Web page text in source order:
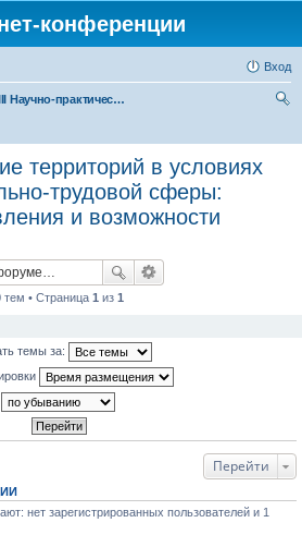
конференции
Вход
III Научно-практическая интернет-конференция «Глобальные вызовы и региональное развитие в зеркале социологических измерений»
территорий в условиях
трудовой сферы:
и возможности
тем • Страница 1 из 1
темы за:
Перейти
нет зарегистрированных пользователей и 1